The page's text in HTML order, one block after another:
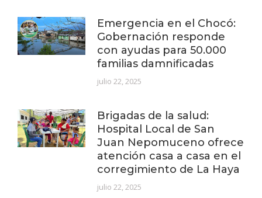
Emergencia en el Chocó:
Gobernación responde
con ayudas para 50.000
familias damnificadas
julio 22, 2025
Brigadas de la salud:
Hospital Local de San
Juan Nepomuceno ofrece
atención casa a casa en el
corregimiento de La Haya
julio 22, 2025